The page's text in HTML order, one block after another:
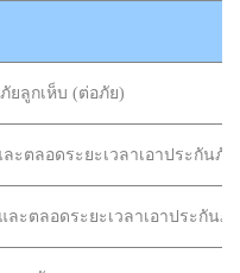
ยลูกเห็บ (ต่อภัย)
ะตลอดระยะเวลาเอาประกันภัย)
ะตลอดระยะเวลาเอาประกันภั